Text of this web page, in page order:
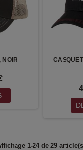
NOIR
1-24 de 29